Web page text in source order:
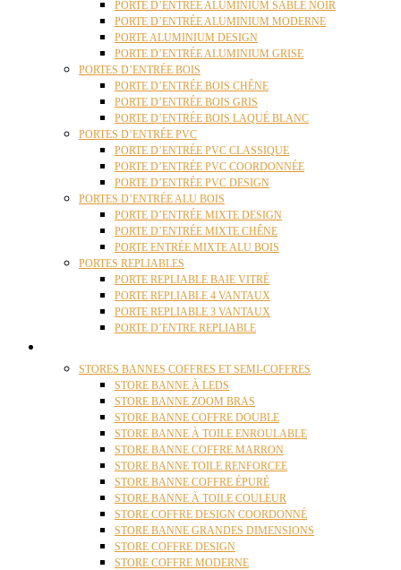
PORTE D’ENTRÉE ALUMINIUM SABLE NOIR
PORTE D’ENTRÉE ALUMINIUM MODERNE
PORTE ALUMINIUM DESIGN
PORTE D’ENTRÉE ALUMINIUM GRISE
PORTES D’ENTRÉE BOIS
PORTE D’ENTRÉE BOIS CHÊNE
PORTE D’ENTRÉE BOIS GRIS
PORTE D’ENTRÉE BOIS LAQUÉ BLANC
PORTES D’ENTRÉE PVC
PORTE D’ENTRÉE PVC CLASSIQUE
PORTE D’ENTRÉE PVC COORDONNÉE
PORTE D’ENTRÉE PVC DESIGN
PORTES D’ENTRÉE ALU BOIS
PORTE D’ENTRÉE MIXTE DESIGN
PORTE D’ENTRÉE MIXTE CHÊNE
PORTE ENTRÉE MIXTE ALU BOIS
PORTES REPLIABLES
PORTE REPLIABLE BAIE VITRÉ
PORTE REPLIABLE 4 VANTAUX
PORTE REPLIABLE 3 VANTAUX
PORTE D’ENTRE REPLIABLE
STORES BANNES COFFRES ET SEMI-COFFRES
STORE BANNE À LEDS
STORE BANNE ZOOM BRAS
STORE BANNE COFFRE DOUBLE
STORE BANNE À TOILE ENROULABLE
STORE BANNE COFFRE MARRON
STORE BANNE TOILE RENFORCEE
STORE BANNE COFFRE ÉPURÉ
STORE BANNE À TOILE COULEUR
STORE COFFRE DESIGN COORDONNÉ
STORE BANNE GRANDES DIMENSIONS
STORE COFFRE DESIGN
STORE COFFRE MODERNE